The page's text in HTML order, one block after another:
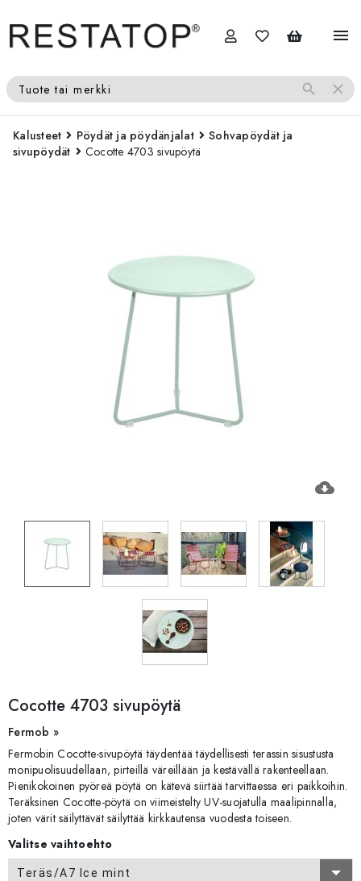
menu
Tuote tai merkki search close
Kalusteet Pöydät ja pöydänjalat
Sohvapöydät ja
sivupöydät
Cocotte 4703 sivupöytä
cloud_download
Cocotte 4703 sivupöytä
Fermob »
Fermobin Cocotte-sivupöytä täydentää täydellisesti terassin sisustusta
monipuolisuudellaan, pirteillä väreillään ja kestävällä rakenteellaan.
Pienikokoinen pyöreä pöytä on kätevä siirtää tarvittaessa eri paikkoihin.
Teräksinen Cocotte-pöytä on viimeistelty UV-suojatulla maalipinnalla,
joten värit säilyttävät säilyttää kirkkautensa vuodesta toiseen.
Valitse vaihtoehto
Teräs/A7 Ice mint